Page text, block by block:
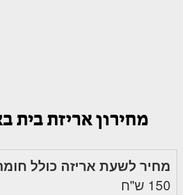
מחירון אריזת בית
מחיר לשעת אריזה כולל
150 ש"ח